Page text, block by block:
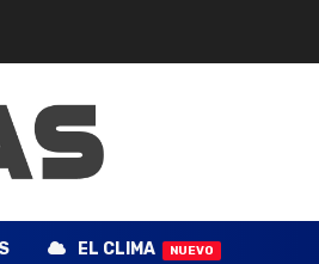
EL CLIMA NUEVO